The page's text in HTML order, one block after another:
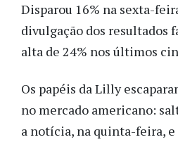
Disparou 16% na sexta-
divulgação dos resultados
alta de 24% nos últimos
Os papéis da Lilly
no mercado americano:
a notícia, na quinta-feira,